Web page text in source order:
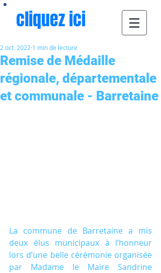
cliquez ici
Remise de Médaille
régionale, départementale
et communale - Barretaine
2 oct. 2022 1 min de lecture
La commune de Barretaine a mis
deux élus municipaux à l’honneur
lors d’une belle cérémonie organisée
par Madame le Maire Sandrine